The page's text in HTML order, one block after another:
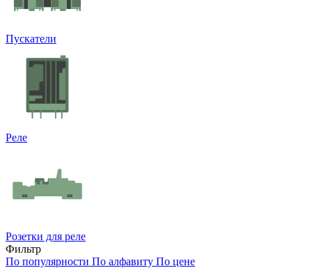
Пускатели
Реле
Розетки для реле
Фильтр
По популярности По алфавиту По цене